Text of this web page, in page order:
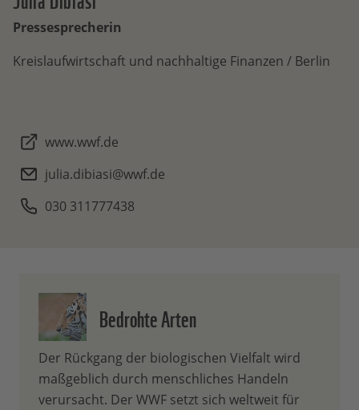
Pressesprecherin
Kreislaufwirtschaft und nachhaltige Finanzen / Berlin
www.wwf.de
julia.dibiasi@wwf.de
030 311777438
Bedrohte Arten
Der Rückgang der biologischen Vielfalt wird
maßgeblich durch menschliches Handeln
verursacht. Der WWF setzt sich weltweit für